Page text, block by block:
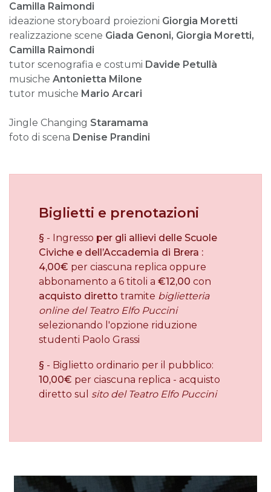
Camilla Raimondi
ideazione storyboard proiezioni Giorgia Moretti
realizzazione scene Giada Genoni, Giorgia Moretti,
Camilla Raimondi
tutor scenografia e costumi Davide Petullà
musiche Antonietta Milone
tutor musiche Mario Arcari
Jingle Changing Staramama
foto di scena Denise Prandini
Biglietti e prenotazioni
§ - Ingresso per gli allievi delle Scuole
Civiche e dell’Accademia di Brera :
4,00€ per ciascuna replica oppure
abbonamento a 6 titoli a €12,00 con
acquisto diretto tramite biglietteria
online del Teatro Elfo Puccini
selezionando l'opzione riduzione
studenti Paolo Grassi
§ - Biglietto ordinario per il pubblico:
10,00€ per ciascuna replica - acquisto
diretto sul sito del Teatro Elfo Puccini